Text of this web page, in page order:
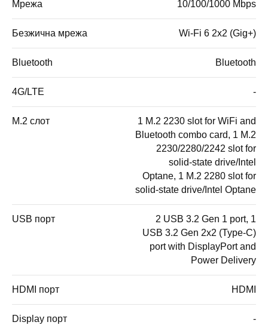
Мрежа 10/100/1000 Mbps
Безжична мрежа Wi-Fi 6 2x2 (Gig+)
Bluetooth Bluetooth
4G/LTE -
M.2 слот
1 M.2 2230 slot for WiFi and
Bluetooth combo card, 1 M.2
2230/2280/2242 slot for
solid-state drive/Intel
Optane, 1 M.2 2280 slot for
solid-state drive/Intel Optane
USB порт
2 USB 3.2 Gen 1 port, 1
USB 3.2 Gen 2x2 (Type-C)
port with DisplayPort and
Power Delivery
HDMI порт HDMI
Display порт -